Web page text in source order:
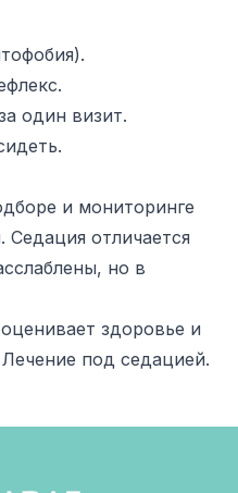
один визит.
и мониторинге
Седация отличается
но в
здоровье и
Лечение под седацией.